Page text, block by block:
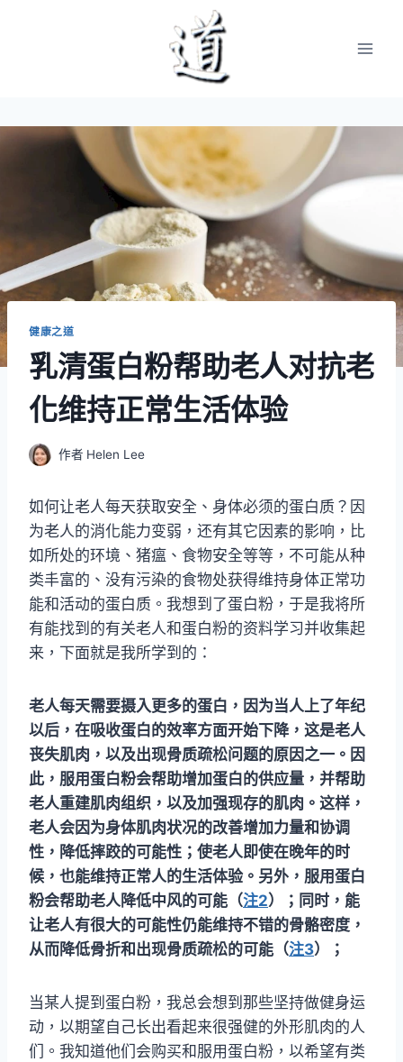
健康之道
乳清蛋白粉帮助老人对抗老
化维持正常生活体验
作者 Helen Lee
如何让老人每天获取安全、身体必须的蛋白质？因
为老人的消化能力变弱，还有其它因素的影响，比
如所处的环境、猪瘟、食物安全等等，不可能从种
类丰富的、没有污染的食物处获得维持身体正常功
能和活动的蛋白质。我想到了蛋白粉，于是我将所
有能找到的有关老人和蛋白粉的资料学习并收集起
来，下面就是我所学到的：
老人每天需要摄入更多的蛋白，因为当人上了年纪
以后，在吸收蛋白的效率方面开始下降，这是老人
丧失肌肉，以及出现骨质疏松问题的原因之一。因
此，服用蛋白粉会帮助增加蛋白的供应量，并帮助
老人重建肌肉组织，以及加强现存的肌肉。这样，
老人会因为身体肌肉状况的改善增加力量和协调
性，降低摔跤的可能性；使老人即使在晚年的时
候，也能维持正常人的生活体验。另外，服用蛋白
粉会帮助老人降低中风的可能（注2）；同时，能
让老人有很大的可能性仍能维持不错的骨骼密度，
从而降低骨折和出现骨质疏松的可能（注3）；
当某人提到蛋白粉，我总会想到那些坚持做健身运
动，以期望自己长出看起来很强健的外形肌肉的人
们。我知道他们会购买和服用蛋白粉，以希望有类